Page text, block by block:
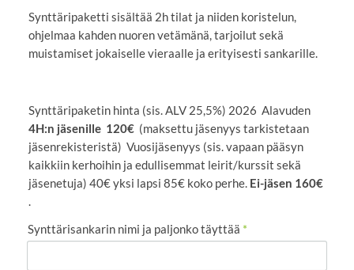
Synttäripaketti sisältää 2h tilat ja niiden koristelun,
ohjelmaa kahden nuoren vetämänä, tarjoilut sekä
muistamiset jokaiselle vieraalle ja erityisesti sankarille.
Synttäripaketin hinta (sis. ALV 25,5%) 2026 Alavuden
4H:n jäsenille 120€ (maksettu jäsenyys tarkistetaan
jäsenrekisteristä) Vuosijäsenyys (sis. vapaan pääsyn
kaikkiin kerhoihin ja edullisemmat leirit/kurssit sekä
jäsenetuja) 40€ yksi lapsi 85€ koko perhe. Ei-jäsen 160€
.
Synttärisankarin nimi ja paljonko täyttää *